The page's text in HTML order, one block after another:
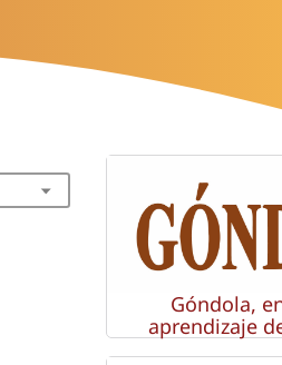
Góndola,
aprendizaje